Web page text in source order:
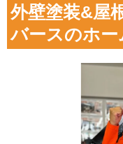
外壁塗装&屋
バースのホ